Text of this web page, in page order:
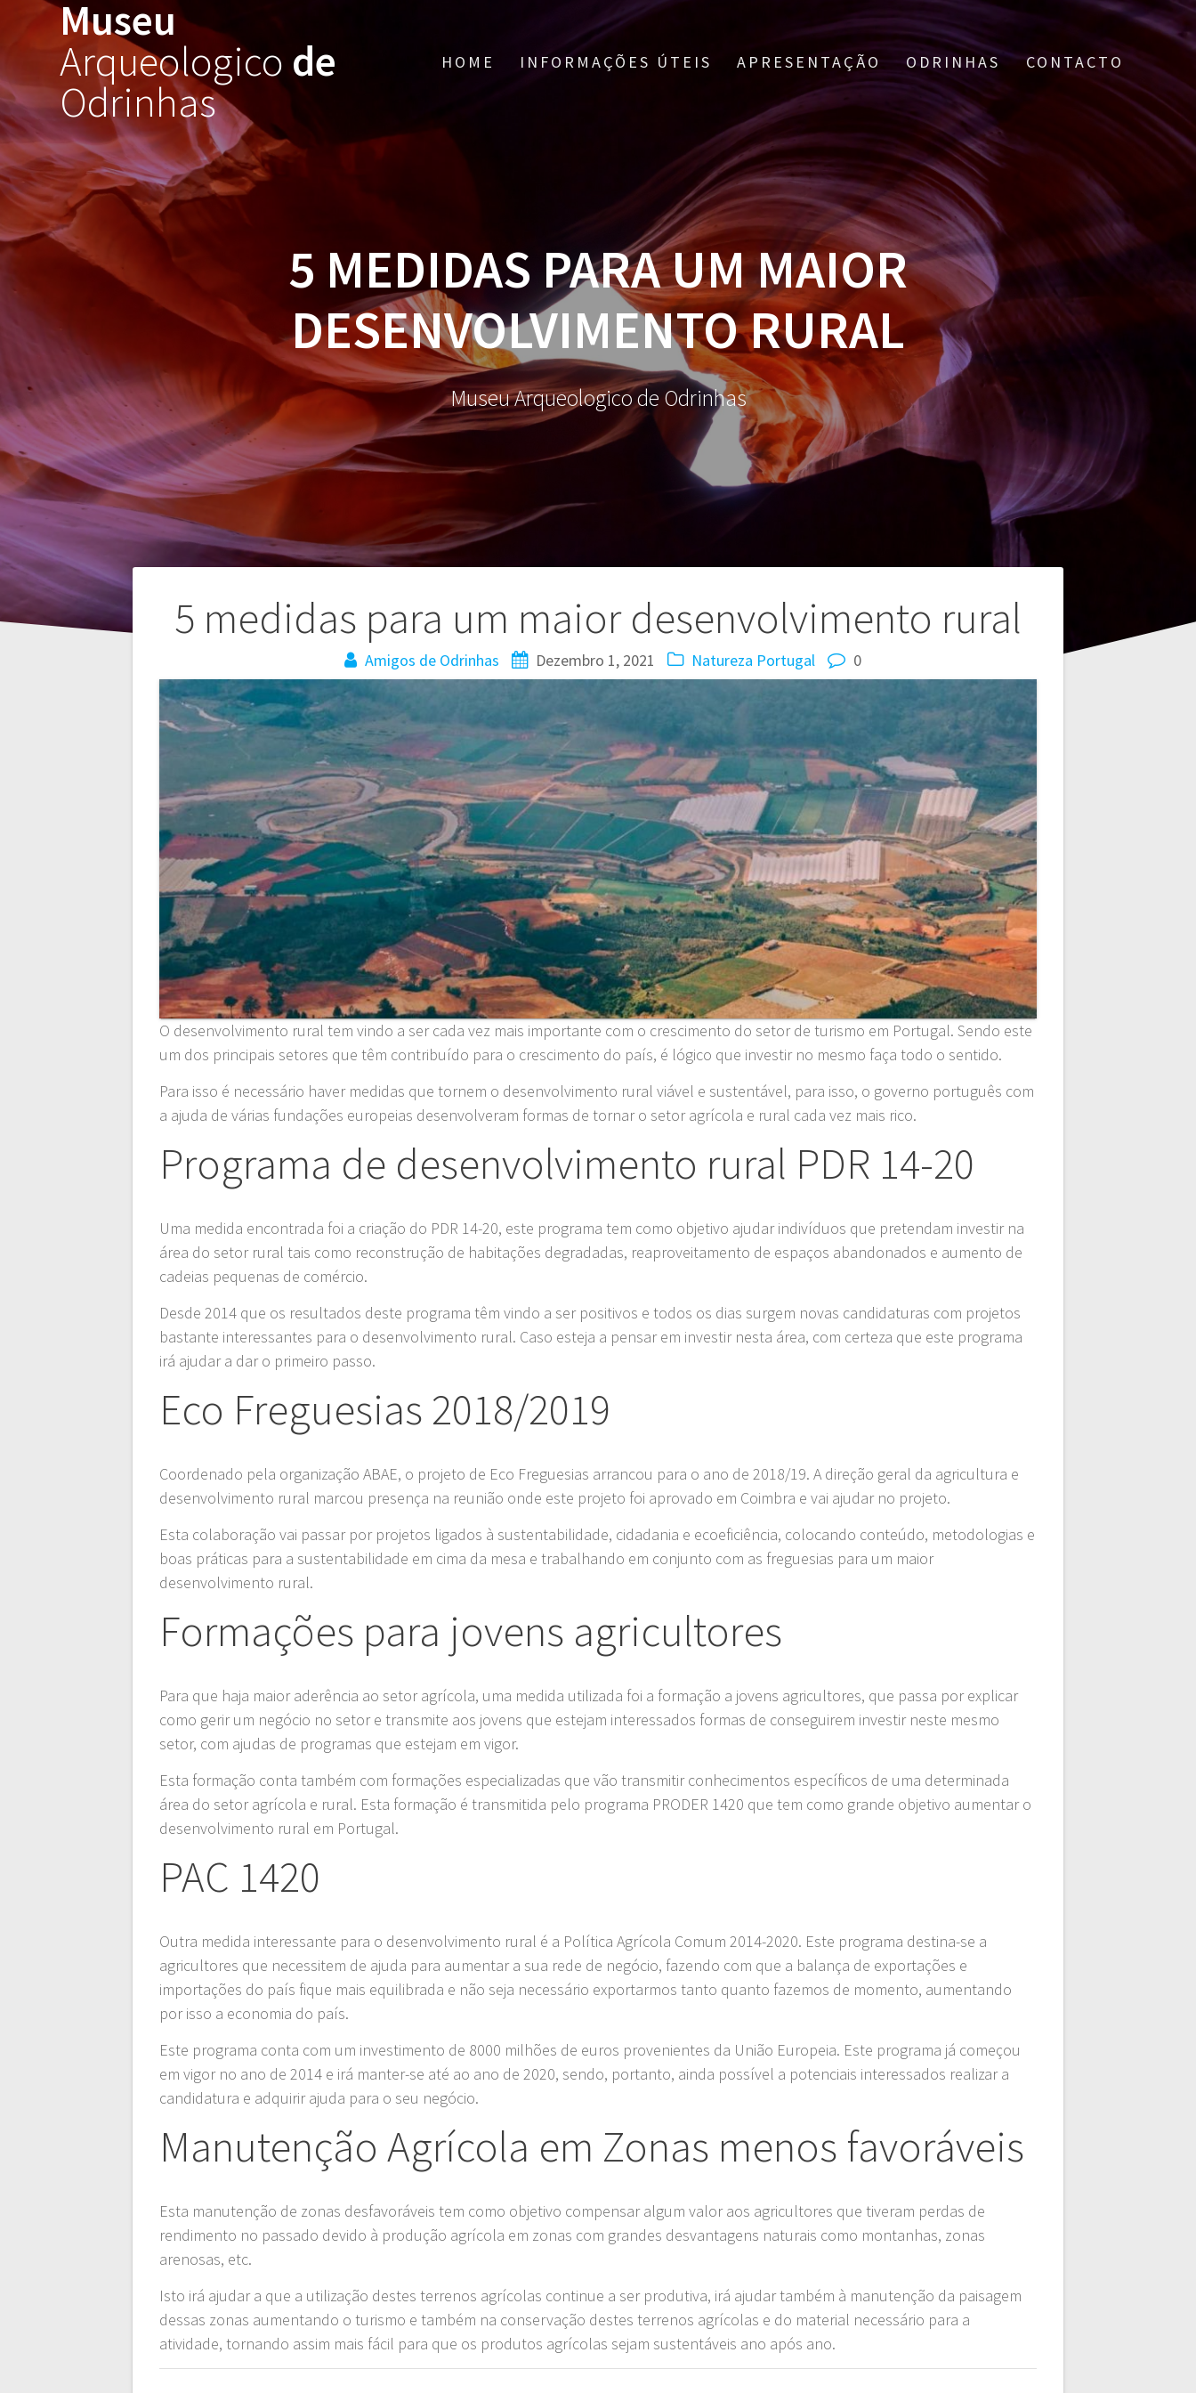
Museu
Arqueologico de
Odrinhas
HOME INFORMAÇÕES ÚTEIS APRESENTAÇÃO ODRINHAS CONTACTO
5 MEDIDAS PARA UM MAIOR
DESENVOLVIMENTO RURAL
Museu Arqueologico de Odrinhas
5 medidas para um maior desenvolvimento rural
Amigos de Odrinhas Dezembro 1, 2021 Natureza Portugal 0
O desenvolvimento rural tem vindo a ser cada vez mais importante com o crescimento do setor de turismo em Portugal. Sendo este
um dos principais setores que têm contribuído para o crescimento do país, é lógico que investir no mesmo faça todo o sentido.
Para isso é necessário haver medidas que tornem o desenvolvimento rural viável e sustentável, para isso, o governo português com
a ajuda de várias fundações europeias desenvolveram formas de tornar o setor agrícola e rural cada vez mais rico.
Programa de desenvolvimento rural PDR 14-20
Uma medida encontrada foi a criação do PDR 14-20, este programa tem como objetivo ajudar indivíduos que pretendam investir na
área do setor rural tais como reconstrução de habitações degradadas, reaproveitamento de espaços abandonados e aumento de
cadeias pequenas de comércio.
Desde 2014 que os resultados deste programa têm vindo a ser positivos e todos os dias surgem novas candidaturas com projetos
bastante interessantes para o desenvolvimento rural. Caso esteja a pensar em investir nesta área, com certeza que este programa
irá ajudar a dar o primeiro passo.
Eco Freguesias 2018/2019
Coordenado pela organização ABAE, o projeto de Eco Freguesias arrancou para o ano de 2018/19. A direção geral da agricultura e
desenvolvimento rural marcou presença na reunião onde este projeto foi aprovado em Coimbra e vai ajudar no projeto.
Esta colaboração vai passar por projetos ligados à sustentabilidade, cidadania e ecoeficiência, colocando conteúdo, metodologias e
boas práticas para a sustentabilidade em cima da mesa e trabalhando em conjunto com as freguesias para um maior
desenvolvimento rural.
Formações para jovens agricultores
Para que haja maior aderência ao setor agrícola, uma medida utilizada foi a formação a jovens agricultores, que passa por explicar
como gerir um negócio no setor e transmite aos jovens que estejam interessados formas de conseguirem investir neste mesmo
setor, com ajudas de programas que estejam em vigor.
Esta formação conta também com formações especializadas que vão transmitir conhecimentos específicos de uma determinada
área do setor agrícola e rural. Esta formação é transmitida pelo programa PRODER 1420 que tem como grande objetivo aumentar o
desenvolvimento rural em Portugal.
PAC 1420
Outra medida interessante para o desenvolvimento rural é a Política Agrícola Comum 2014-2020. Este programa destina-se a
agricultores que necessitem de ajuda para aumentar a sua rede de negócio, fazendo com que a balança de exportações e
importações do país fique mais equilibrada e não seja necessário exportarmos tanto quanto fazemos de momento, aumentando
por isso a economia do país.
Este programa conta com um investimento de 8000 milhões de euros provenientes da União Europeia. Este programa já começou
em vigor no ano de 2014 e irá manter-se até ao ano de 2020, sendo, portanto, ainda possível a potenciais interessados realizar a
candidatura e adquirir ajuda para o seu negócio.
Manutenção Agrícola em Zonas menos favoráveis
Esta manutenção de zonas desfavoráveis tem como objetivo compensar algum valor aos agricultores que tiveram perdas de
rendimento no passado devido à produção agrícola em zonas com grandes desvantagens naturais como montanhas, zonas
arenosas, etc.
Isto irá ajudar a que a utilização destes terrenos agrícolas continue a ser produtiva, irá ajudar também à manutenção da paisagem
dessas zonas aumentando o turismo e também na conservação destes terrenos agrícolas e do material necessário para a
atividade, tornando assim mais fácil para que os produtos agrícolas sejam sustentáveis ano após ano.
Navegação
artigos